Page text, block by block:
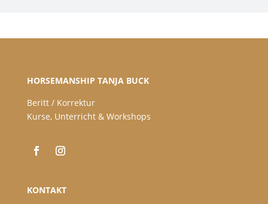
HORSEMANSHIP TANJA BUCK
Beritt / Korrektur
Kurse, Unterricht & Workshops
KONTAKT